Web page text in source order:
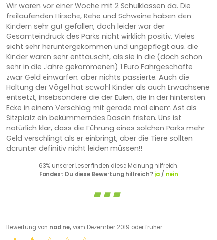
Wir waren vor einer Woche mit 2 Schulklassen da. Die
freilaufenden Hirsche, Rehe und Schweine haben den
Kindern sehr gut gefallen, doch leider war der
Gesamteindruck des Parks nicht wirklich positiv. Vieles
sieht sehr heruntergekommen und ungepflegt aus. die
Kinder waren sehr enttäuscht, als sie in die (doch schon
sehr in die Jahre gekommenen) 1 Euro Fahrgeschäfte
zwar Geld einwarfen, aber nichts passierte. Auch die
Haltung der Vögel hat sowohl Kinder als auch Erwachsene
entsetzt, insebsondere die der Eulen, die in der hintersten
Ecke in einem Verschlag mit gerade mal einem Ast als
Sitzplatz ein bekümmerndes Dasein fristen. Uns ist
natürlich klar, dass die Führung eines solchen Parks mehr
Geld verschlingt als er einbringt, aber die Tiere sollten
darunter definitiv nicht leiden müssen!!
63% unserer Leser finden diese Meinung hilfreich.
Fandest Du diese Bewertung hilfreich? ja/ nein
Bewertung von nadine,vom Dezember 2019 oder früher